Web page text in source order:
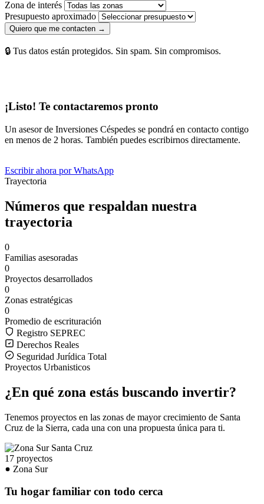
Zona de interés
Presupuesto aproximado
Quiero que me contacten →
🔒 Tus datos están protegidos. Sin spam. Sin compromisos.
¡Listo! Te contactaremos pronto
Un asesor de Inversiones Céspedes se pondrá en contacto contigo
en menos de 2 horas. También puedes escribirnos directamente.
Escribir ahora por WhatsApp
Trayectoria
Números que respaldan nuestra
trayectoria
0
Familias asesoradas
0
Proyectos desarrollados
0
Zonas estratégicas
0
Promedio de escrituración
Registro SEPREC
Derechos Reales
Seguridad Jurídica Total
Proyectos Urbanisticos
¿En qué zona estás buscando invertir?
Tenemos proyectos en las zonas de mayor crecimiento de Santa
Cruz de la Sierra, cada una con una propuesta única para ti.
17 proyectos
Zona Sur
Tu hogar familiar con todo cerca